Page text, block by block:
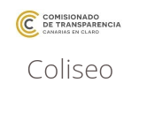
Coliseo